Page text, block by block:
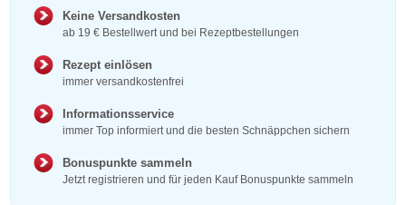
Keine Versandkosten
ab 19 € Bestellwert und bei Rezeptbestellungen
Rezept einlösen
immer versandkostenfrei
Informationsservice
immer Top informiert und die besten Schnäppchen sichern
Bonuspunkte sammeln
Jetzt registrieren und für jeden Kauf Bonuspunkte sammeln